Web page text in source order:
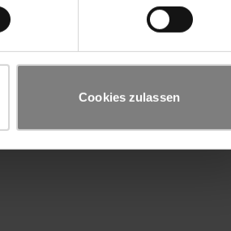
Cookies zulassen